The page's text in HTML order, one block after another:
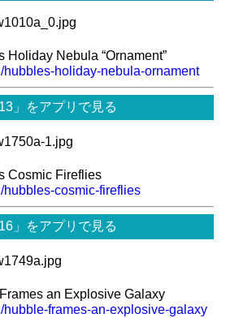
Holiday Nebula “Ornament”
hubbles-holiday-nebula-ornament
」をアプリで見る
1.jpg
Cosmic Fireflies
hubbles-cosmic-fireflies
」をアプリで見る
an Explosive Galaxy
hubble-frames-an-explosive-galaxy